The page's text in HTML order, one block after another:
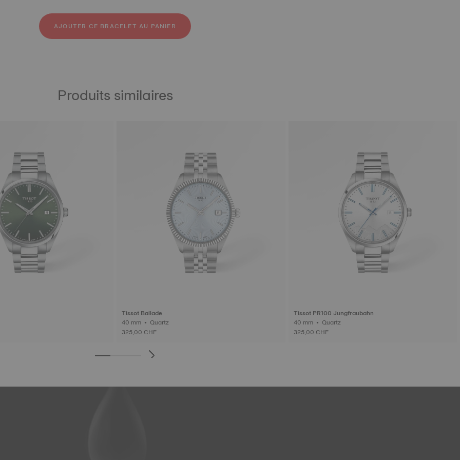
inoxydable 316L
AJOUTER CE BRACELET AU PANIER
Produits similaires
Tissot Ballade
40 mm • Quartz
325,00 CHF
Tissot PR100 Jungfraubahn
40 mm • Quartz
325,00 CHF